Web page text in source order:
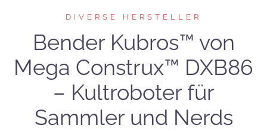
DIVERSE HERSTELLER
Bender Kubros™ von
Mega Construx™ DXB86
– Kultroboter für
Sammler und Nerds